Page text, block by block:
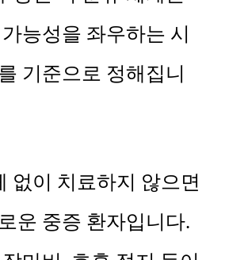
능성을 좌우하는 시
기준으로 정해집니
없이 치료하지 않으면
운 중증 환자입니다.